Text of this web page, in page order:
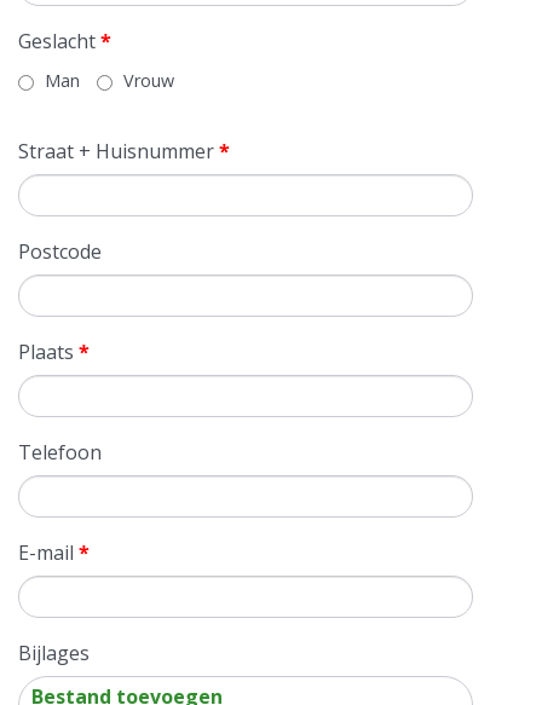
Geslacht*
Man Vrouw
Straat + Huisnummer*
Postcode
Plaats *
Telefoon
E-mail *
Bijlages
Bestand toevoegen